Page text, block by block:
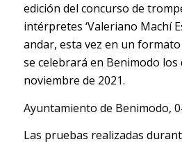
edición del concurso de
intérpretes ‘Valeriano Machí
andar, esta vez en un
se celebrará en Benimodo los
noviembre de 2021.
Ayuntamiento de Benimodo,
Las pruebas realizadas